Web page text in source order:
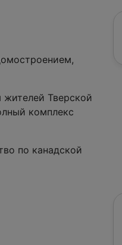
Тверской
комплекс
по канадской